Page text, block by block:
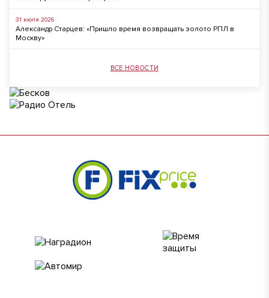
31 июля 2026
Александр Старцев: «Пришло время возвращать золото РПЛ в
Москву»
ВСЕ НОВОСТИ